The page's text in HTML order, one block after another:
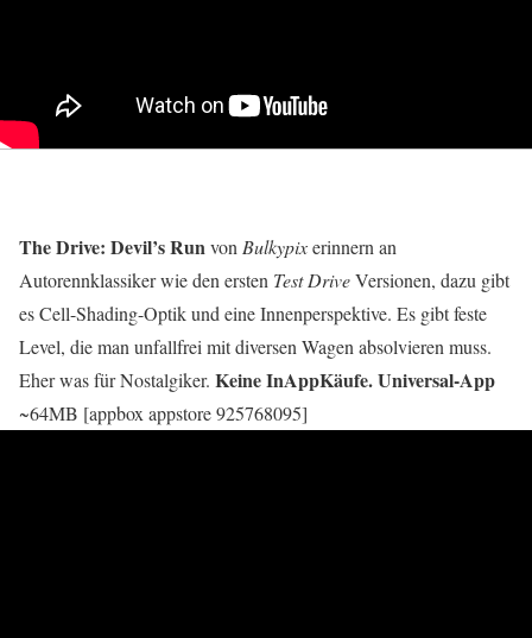
The Drive: Devil’s Runvon Bulkypixerinnern an
Autorennklassiker wie den ersten Test DriveVersionen, dazu gibt
es Cell-Shading-Optik und eine Innenperspektive. Es gibt feste
Level, die man unfallfrei mit diversen Wagen absolvieren muss.
Eher was für Nostalgiker. Keine InAppKäufe. Universal-App
~64MB [appbox appstore 925768095]